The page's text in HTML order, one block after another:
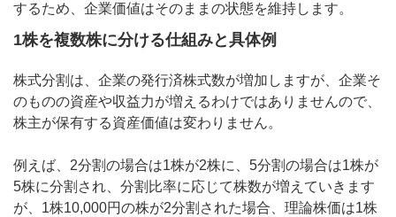
するため、企業価値はそのままの状態を維持します。
1株を複数株に分ける仕組みと具体例
株式分割は、企業の発行済株式数が増加しますが、企業そ
のものの資産や収益力が増えるわけではありませんので、
株主が保有する資産価値は変わりません。
例えば、2分割の場合は1株が2株に、5分割の場合は1株が
5株に分割され、分割比率に応じて株数が増えていきます
が、1株10,000円の株が2分割された場合、理論株価は1株